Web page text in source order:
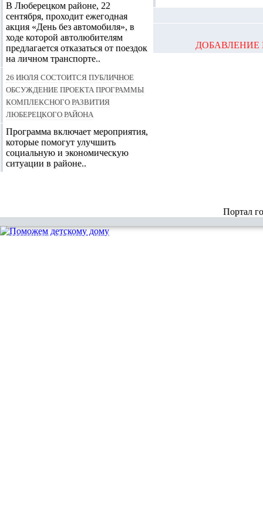
ДОБАВЛЕНИЕ
В Люберецком районе, 22
сентября, проходит ежегодная
акция «День без автомобиля», в
ходе которой автолюбителям
предлагается отказаться от поездок
на личном транспорте..
26 июля состоится публичное
обсуждение проекта программы
комплексного развития
Люберецкого района
Программа включает мероприятия,
которые помогут улучшить
социальную и экономическую
ситуации в районе..
Портал